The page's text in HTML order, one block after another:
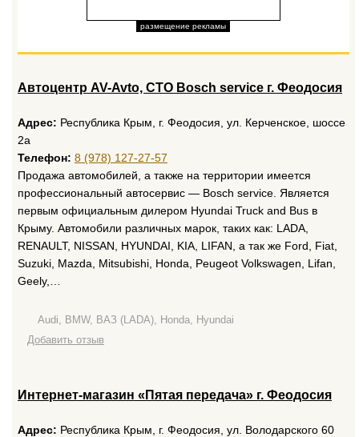
размещение рекламы
Автоцентр AV-Avto, СТО Bosch service г. Феодосия
Адрес: Республика Крым, г. Феодосия, ул. Керченское, шоссе
2а
Телефон: 8 (978) 127-27-57
Продажа автомобилей, а также на территории имеется
профессиональный автосервис — Bosch service. Является
первым официальным дилером Hyundai Truck and Bus в
Крыму. Автомобили различных марок, таких как: LADA,
RENAULT, NISSAN, HYUNDAI, KIA, LIFAN, а так же Ford, Fiat,
Suzuki, Mazda, Mitsubishi, Honda, Peugeot Volkswagen, Lifan,
Geely,…
Audi, BMW, ВАЗ (LADA), Honda, Hyundai
Добавить отзыв
Интернет-магазин «Пятая передача» г. Феодосия
Адрес: Республика Крым, г. Феодосия, ул. Володарского 60